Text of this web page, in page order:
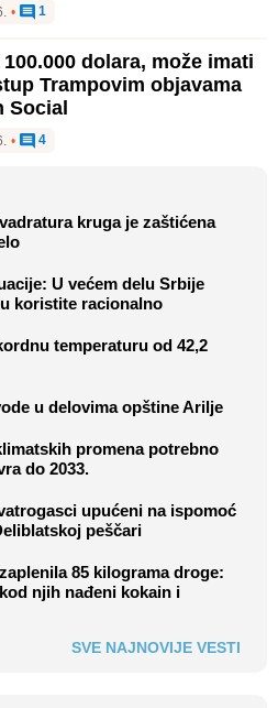
• 1
dolara, može imati
Trampovim objavama
Social
• 4
kruga je zaštićena
U većem delu Srbije
koristite racionalno
temperaturu od 42,2
u delovima opštine Arilje
promena potrebno
do 2033.
upućeni na ispomoć
peščari
85 kilograma droge:
njih nađeni kokain i
SVE NAJNOVIJE VESTI